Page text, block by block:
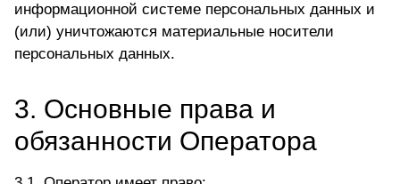
информационной системе персональных данных и
(или) уничтожаются материальные носители
персональных данных.
3. Основные права и
обязанности Оператора